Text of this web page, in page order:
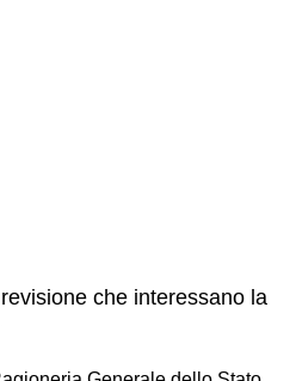
che interessano la